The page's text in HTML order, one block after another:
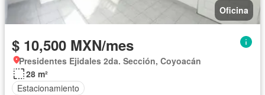
Oficina
$ 10,500 MXN/mes
Presidentes Ejidales 2da. Sección, Coyoacán
28 m²
Estacionamiento